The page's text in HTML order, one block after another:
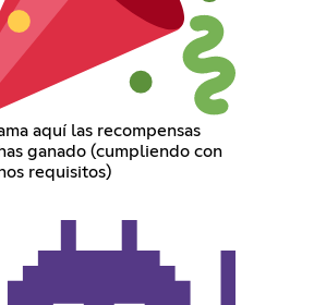
aquí las recompensas
ganado (cumpliendo con
requisitos)